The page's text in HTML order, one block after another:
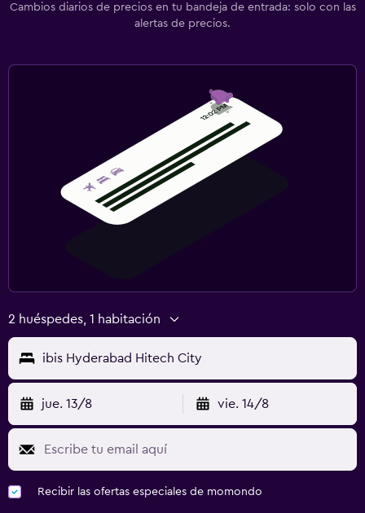
Cambios diarios de precios en tu bandeja de entrada: solo con las
alertas de precios.
2 huéspedes, 1 habitación
ibis Hyderabad Hitech City
jue. 13/8 vie. 14/8
Recibir las ofertas especiales de momondo